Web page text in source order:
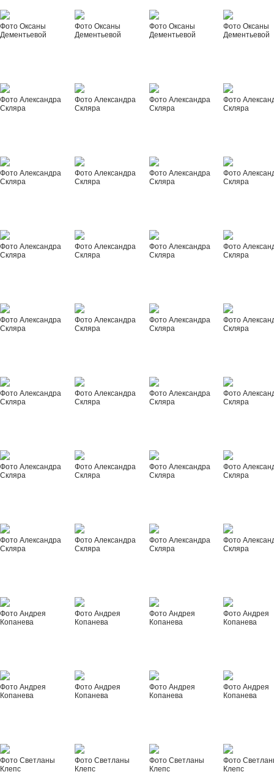
Фото Оксаны
Дементьевой
Фото Оксаны
Дементьевой
Фото Оксаны
Дементьевой
Фото Оксаны
Дементьевой
Фото Александра
Скляра
Фото Александра
Скляра
Фото Александра
Скляра
Фото
Скляра
Фото Александра
Скляра
Фото Александра
Скляра
Фото Александра
Скляра
Фото
Скляра
Фото Александра
Скляра
Фото Александра
Скляра
Фото Александра
Скляра
Фото
Скляра
Фото Александра
Скляра
Фото Александра
Скляра
Фото Александра
Скляра
Фото
Скляра
Фото Александра
Скляра
Фото Александра
Скляра
Фото Александра
Скляра
Фото
Скляра
Фото Александра
Скляра
Фото Александра
Скляра
Фото Александра
Скляра
Фото
Скляра
Фото Александра
Скляра
Фото Александра
Скляра
Фото Александра
Скляра
Фото
Скляра
Фото Андрея
Копанева
Фото Андрея
Копанева
Фото Андрея
Копанева
Фото Андрея
Копанева
Фото Андрея
Копанева
Фото Андрея
Копанева
Фото Андрея
Копанева
Фото Андрея
Копанева
Фото Светланы
Клепс
Фото Светланы
Клепс
Фото Светланы
Клепс
Фото
Клепс